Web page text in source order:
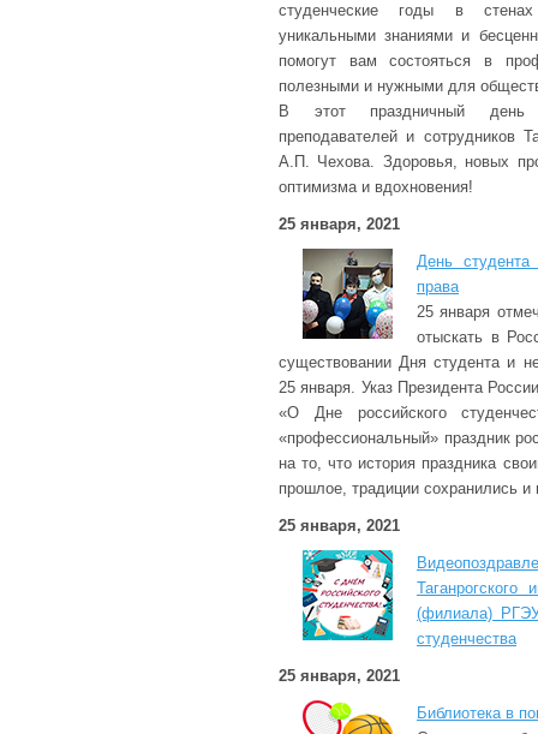
студенческие годы в
уникальными знаниями и
помогут вам состояться в
полезными и нужными для
В этот праздничный
преподавателей и сотрудников
А.П. Чехова. Здоровья, новых
оптимизма и вдохновения!
25 января, 2021
День
права
25 января
отыскать в
существовании Дня студента и
25 января. Указ Президента
«О Дне российского
«профессиональный» праздник
на то, что история праздника
прошлое, традиции сохранились и
25 января, 2021
(филиала)
студенчества
25 января, 2021
Библиотека в